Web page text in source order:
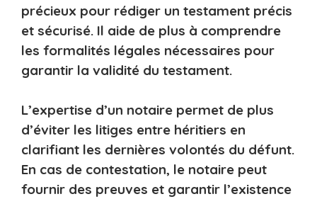
précieux pour rédiger un testament précis
et sécurisé. Il aide de plus à comprendre
les formalités légales nécessaires pour
garantir la validité du testament.
L’expertise d’un notaire permet de plus
d’éviter les litiges entre héritiers en
clarifiant les dernières volontés du défunt.
En cas de contestation, le notaire peut
fournir des preuves et garantir l’existence